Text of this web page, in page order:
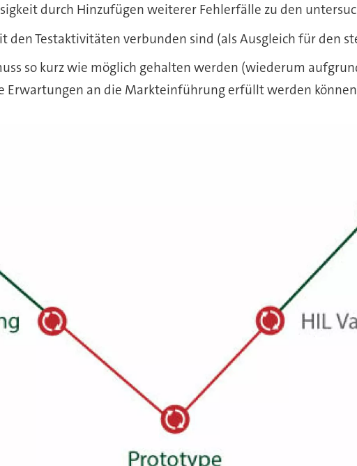
durch Hinzufügen weiterer Fehlerfälle zu den
den Testaktivitäten verbunden sind (als Ausgleich für den
so kurz wie möglich gehalten werden (wiederum
Erwartungen an die Markteinführung erfüllt werden